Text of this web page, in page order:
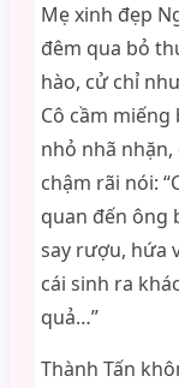
Mẹ xinh đẹp
đêm qua bỏ
hào, cử chỉ
Cô cầm
nhỏ nhã
chậm rãi nói:
quan đến ông
say rượu, hứa
cái sinh ra
quả…”
Thành Tấn